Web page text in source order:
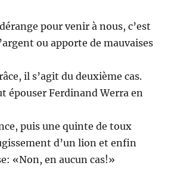
pour venir à nous, c’est
ou apporte de mauvaises
il s’agit du deuxième cas.
épouser Ferdinand Werra en
puis une quinte de toux
d’un lion et enfin
«Non, en aucun cas!»